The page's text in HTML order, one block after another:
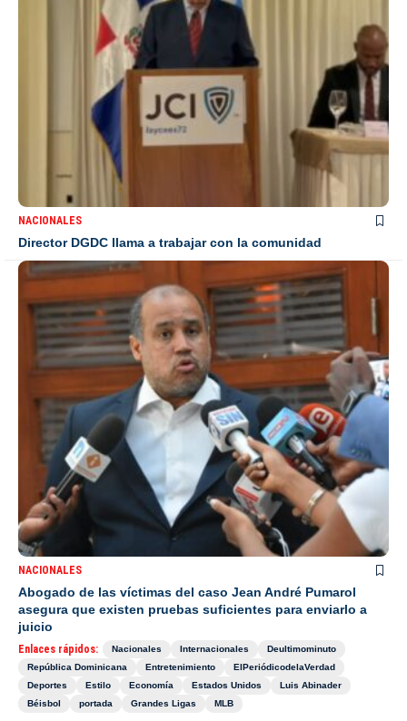
NACIONALES
Director DGDC llama a trabajar con la comunidad
NACIONALES
Abogado de las víctimas del caso Jean André Pumarol
asegura que existen pruebas suficientes para enviarlo a
juicio
Enlaces rápidos: Nacionales Internacionales
Deultimominuto
República Dominicana
Entretenimiento
ElPeriódicodelaVerdad
Deportes
Estilo Economía Estados Unidos
Luis Abinader
Béisbol
portada Grandes Ligas MLB